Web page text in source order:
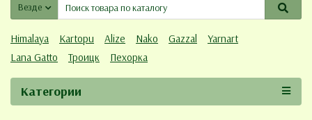
Везде
Himalaya Kartopu Alize Nako Gazzal
Yarnart
Lana Gatto
Троицк Пехорка
Категории